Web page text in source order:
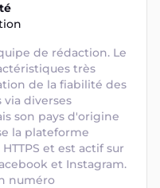
de rédaction. Le
très
de la fiabilité des
via diverses
son pays d'origine
la plateforme
et est actif sur
et Instagram.
numéro